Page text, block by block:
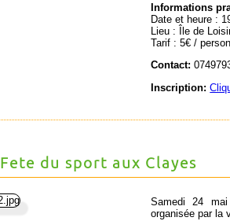
Informations
Date et heure :
Lieu : Île de
Tarif : 5€ /
Contact:
Inscription:
Fete du sport aux Clayes
Samedi 24
organisée par la